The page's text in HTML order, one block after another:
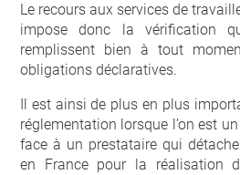
Le recours aux services de
impose donc la vérification
remplissent bien à tout
obligations déclaratives.
Il est ainsi de plus en plus
réglementation lorsque l’on est
face à un prestataire qui
en France pour la réalisation